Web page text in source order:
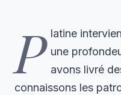
P
latine
une
avons livré
connaissons les